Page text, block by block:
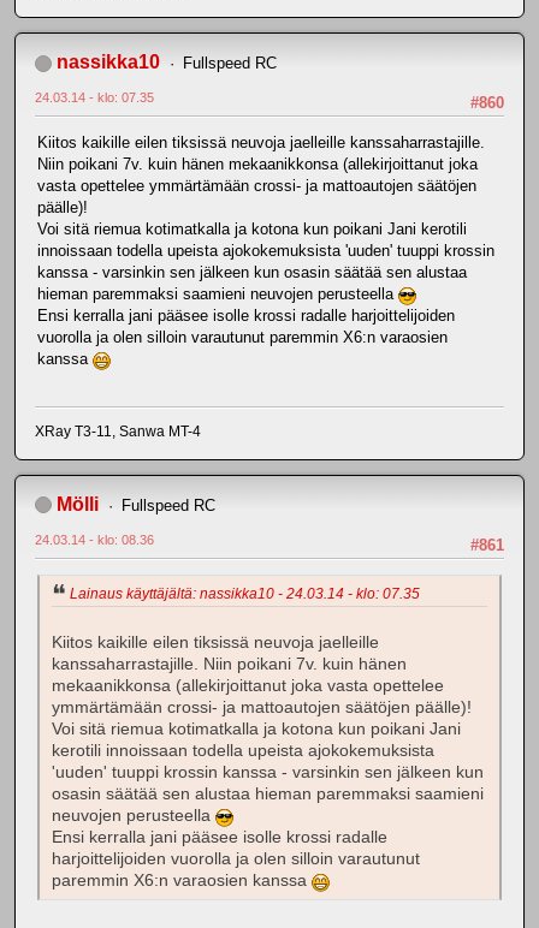
nassikka10 Fullspeed RC
#860
24.03.14 - klo: 07.35
Kiitos kaikille eilen tiksissä neuvoja jaelleille kanssaharrastajille.
Niin poikani 7v. kuin hänen mekaanikkonsa (allekirjoittanut joka
vasta opettelee ymmärtämään crossi- ja mattoautojen säätöjen
päälle)!
Voi sitä riemua kotimatkalla ja kotona kun poikani Jani kerotili
innoissaan todella upeista ajokokemuksista 'uuden' tuuppi krossin
kanssa - varsinkin sen jälkeen kun osasin säätää sen alustaa
hieman paremmaksi saamieni neuvojen perusteella
Ensi kerralla jani pääsee isolle krossi radalle harjoittelijoiden
vuorolla ja olen silloin varautunut paremmin X6:n varaosien
kanssa
XRay T3-11, Sanwa MT-4
Mölli Fullspeed RC
#861
24.03.14 - klo: 08.36
Lainaus käyttäjältä: nassikka10 - 24.03.14 - klo: 07.35
Kiitos kaikille eilen tiksissä neuvoja jaelleille
kanssaharrastajille. Niin poikani 7v. kuin hänen
mekaanikkonsa (allekirjoittanut joka vasta opettelee
ymmärtämään crossi- ja mattoautojen säätöjen päälle)!
Voi sitä riemua kotimatkalla ja kotona kun poikani Jani
kerotili innoissaan todella upeista ajokokemuksista
'uuden' tuuppi krossin kanssa - varsinkin sen jälkeen kun
osasin säätää sen alustaa hieman paremmaksi saamieni
neuvojen perusteella
Ensi kerralla jani pääsee isolle krossi radalle
harjoittelijoiden vuorolla ja olen silloin varautunut
paremmin X6:n varaosien kanssa